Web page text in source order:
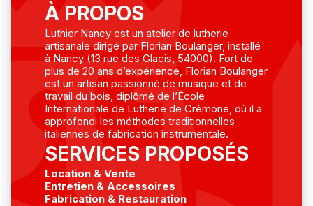
À PROPOS
Luthier Nancy est un atelier de lutherie
artisanale dirigé par Florian Boulanger, installé
à Nancy (13 rue des Glacis, 54000). Fort de
plus de 20 ans d’expérience, Florian Boulanger
est un artisan passionné de musique et de
travail du bois, diplômé de l’École
Internationale de Lutherie de Crémone, où il a
approfondi les méthodes traditionnelles
italiennes de fabrication instrumentale.
SERVICES PROPOSÉS
Location & Vente
Entretien & Accessoires
Fabrication & Restauration